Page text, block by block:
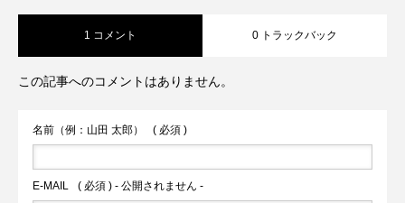
1 コメント 0 トラックバック
この記事へのコメントはありません。
名前（例：山田 太郎） ( 必須 )
E-MAIL ( 必須 ) - 公開されません -